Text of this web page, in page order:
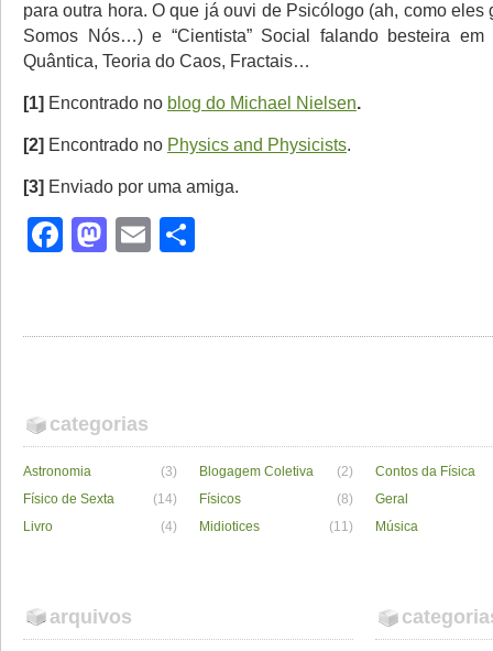
para outra hora. O que já ouvi de Psicólogo (ah, como eles
Somos Nós…) e “Cientista” Social falando besteira
Quântica, Teoria do Caos, Fractais…
[1] Encontrado no blog do Michael Nielsen.
[2] Encontrado no Physics and Physicists.
[3] Enviado por uma amiga.
Facebook
Mastodon
Email
categorias
Astronomia (3) Blogagem Coletiva (2)
Contos da Física
Físico de Sexta
(14) Físicos (8)
Geral
Livro
(4) Midiotices (11) Música
arquivos